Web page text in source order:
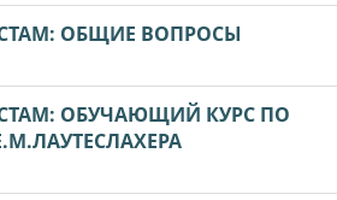
ОБЩИЕ ВОПРОСЫ
ОБУЧАЮЩИЙ КУРС ПО